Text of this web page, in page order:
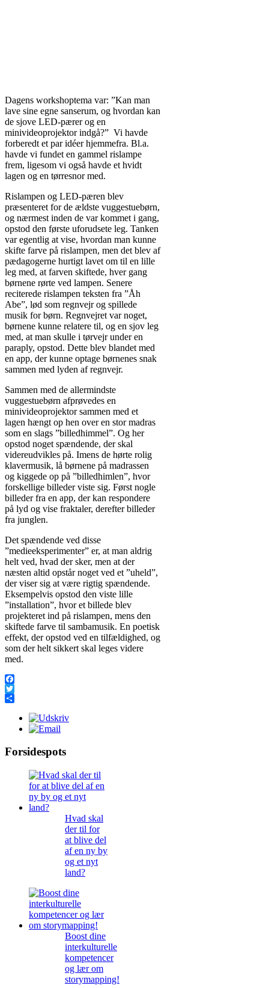
Dagens workshoptema var: ”Kan man
lave sine egne sanserum, og hvordan kan
de sjove LED-pærer og en
minivideoprojektor indgå?” Vi havde
forberedt et par idéer hjemmefra. Bl.a.
havde vi fundet en gammel rislampe
frem, ligesom vi også havde et hvidt
lagen og en tørresnor med.
Rislampen og LED-pæren blev
præsenteret for de ældste vuggestuebørn,
og nærmest inden de var kommet i gang,
opstod den første uforudsete leg. Tanken
var egentlig at vise, hvordan man kunne
skifte farve på rislampen, men det blev af
pædagogerne hurtigt lavet om til en lille
leg med, at farven skiftede, hver gang
børnene rørte ved lampen. Senere
reciterede rislampen teksten fra ”Åh
Abe”, lød som regnvejr og spillede
musik for børn. Regnvejret var noget,
børnene kunne relatere til, og en sjov leg
med, at man skulle i tørvejr under en
paraply, opstod. Dette blev blandet med
en app, der kunne optage børnenes snak
sammen med lyden af regnvejr.
Sammen med de allermindste
vuggestuebørn afprøvedes en
minivideoprojektor sammen med et
lagen hængt op hen over en stor madras
som en slags ”billedhimmel”. Og her
opstod noget spændende, der skal
videreudvikles på. Imens de hørte rolig
klavermusik, lå børnene på madrassen
og kiggede op på ”billedhimlen”, hvor
forskellige billeder viste sig. Først nogle
billeder fra en app, der kan respondere
på lyd og vise fraktaler, derefter billeder
fra junglen.
Det spændende ved disse
”medieeksperimenter” er, at man aldrig
helt ved, hvad der sker, men at der
næsten altid opstår noget ved et ”uheld”,
der viser sig at være rigtig spændende.
Eksempelvis opstod den viste lille
”installation”, hvor et billede blev
projekteret ind på rislampen, mens den
skiftede farve til sambamusik. En poetisk
effekt, der opstod ved en tilfældighed, og
som der helt sikkert skal leges videre
med.
Facebook
Twitter
Forsidespots
Hvad skal
der til for
at blive del
af en ny by
og et nyt
land?
Boost dine
interkulturelle
kompetencer
og lær om
storymapping!